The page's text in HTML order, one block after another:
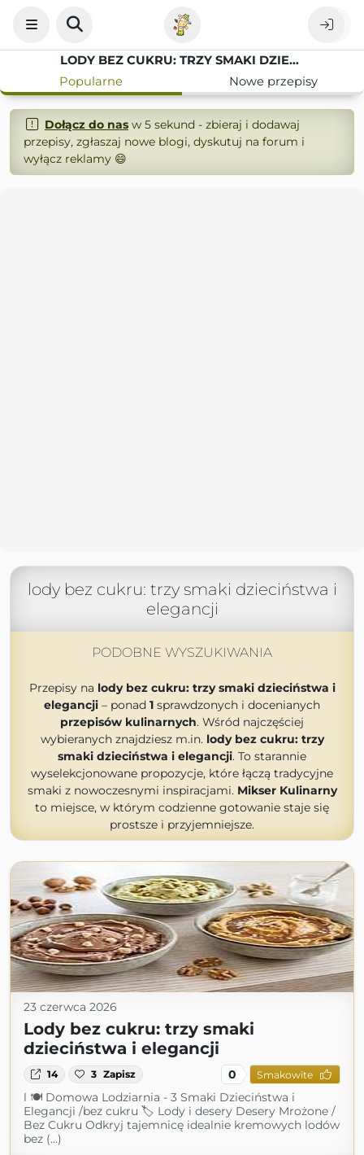
LODY BEZ CUKRU: TRZY SMAKI DZIECIŃSTWA I ELEGANCJI
Popularne
Nowe przepisy
Dołącz do nasw 5 sekund - zbieraj i dodawaj
przepisy, zgłaszaj nowe blogi, dyskutuj na forum i
wyłącz reklamy 😄
lody bez cukru: trzy smaki dzieciństwa i
elegancji
PODOBNE WYSZUKIWANIA
Przepisy na lody bez cukru: trzy smaki dzieciństwa i
elegancji – ponad 1 sprawdzonych i docenianych
przepisów kulinarnych. Wśród najczęściej
wybieranych znajdziesz m.in. lody bez cukru: trzy
smaki dzieciństwa i elegancji. To starannie
wyselekcjonowane propozycje, które łączą tradycyjne
smaki z nowoczesnymi inspiracjami. Mikser Kulinarny
to miejsce, w którym codzienne gotowanie staje się
prostsze i przyjemniejsze.
23 czerwca 2026
Lody bez cukru: trzy smaki
dzieciństwa i elegancji
14 3 Zapisz 0 Smakowite
l 🍽 Domowa Lodziarnia - 3 Smaki Dzieciństwa i
Elegancji /bez cukru 🏷 Lody i desery Desery Mrożone /
Bez Cukru Odkryj tajemnicę idealnie kremowych lodów
bez (...)